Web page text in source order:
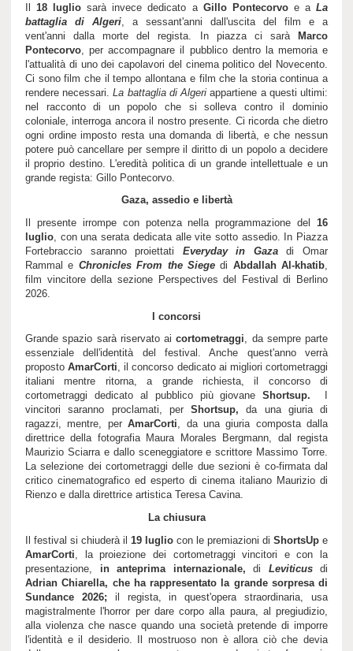
Il 18 luglio sarà invece dedicato a Gillo Pontecorvoe aLa
battaglia di Algeri , a sessant'anni dall'uscita del film e a
vent'anni dalla morte del regista. In piazza ci sarà Marco
Pontecorvo , per accompagnare il pubblico dentro la memoria e
l'attualità di uno dei capolavori del cinema politico del Novecento.
Ci sono film che il tempo allontana e film che la storia continua a
rendere necessari.La battaglia di Algeri appartiene a questi ultimi:
nel racconto di un popolo che si solleva contro il dominio
coloniale, interroga ancora il nostro presente. Ci ricorda che dietro
ogni ordine imposto resta una domanda di libertà, e che nessun
potere può cancellare per sempre il diritto di un popolo a decidere
il proprio destino. L'eredità politica di un grande intellettuale e un
grande regista: Gillo Pontecorvo.
Gaza, assedio e libertà
Il presente irrompe con potenza nella programmazione del 16
luglio, con una serata dedicata alle vite sotto assedio. In Piazza
Fortebraccio saranno proiettati Everyday in Gazadi Omar
Rammal e Chronicles From the Siegedi Abdallah Al-khatib,
film vincitore della sezione Perspectives del Festival di Berlino
2026.
I concorsi
Grande spazio sarà riservato aicortometraggi, da sempre parte
essenziale dell'identità del festival. Anche quest'anno verrà
propostoAmarCorti, il concorso dedicato ai migliori cortometraggi
italiani mentre ritorna, a grande richiesta, il concorso di
cortometraggi dedicato al pubblico più giovaneShortsup.
vincitori saranno proclamati, per Shortsup, da una giuria di
ragazzi, mentre, perAmarCorti, da una giuria composta dalla
direttrice della fotografia Maura Morales Bergmann, dal regista
Maurizio Sciarra e dallo sceneggiatore e scrittore Massimo Torre.
La selezione dei cortometraggi delle due sezioni è co-firmata dal
critico cinematografico ed esperto di cinema italiano Maurizio di
Rienzo e dalla direttrice artistica Teresa Cavina.
La chiusura
Il festival si chiuderà il 19 luglio con le premiazioni di ShortsUp e
AmarCorti , la proiezione dei cortometraggi vincitori e con la
presentazione, in anteprima internazionale, di Leviticusdi
Adrian Chiarella, che ha rappresentato la grande sorpresa di
Sundance 2026; il regista, in quest'opera straordinaria,usa
magistralmente l'horror per dare corpo alla paura, al pregiudizio,
alla violenza che nasce quando una società pretende di imporre
l'identità e il desiderio. Il mostruoso non è allora ciò che devia